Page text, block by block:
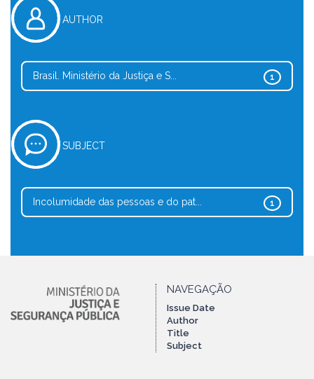
AUTHOR
1
Brasil. Ministério da Justiça e S...
SUBJECT
1
Incolumidade das pessoas e do pat...
NAVEGAÇÃO
Issue Date
Author
Title
Subject